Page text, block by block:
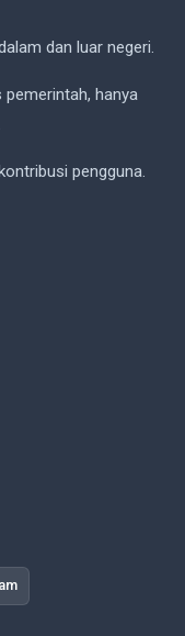
dan luar negeri.
hanya
pengguna.